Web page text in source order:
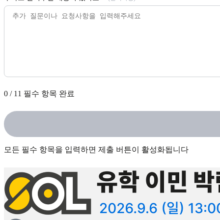
0 / 11 필수 항목 완료
모든 필수 항목을 입력하면 제출 버튼이 활성화됩니다